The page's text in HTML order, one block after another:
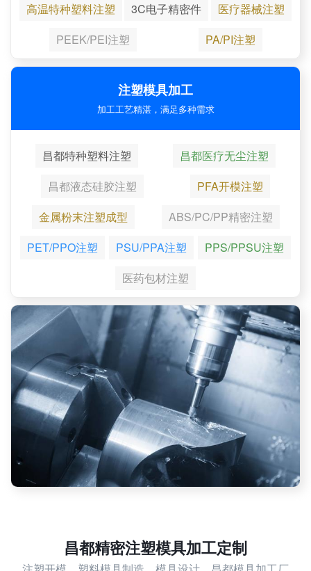
高温特种塑料注塑
3C电子精密件
医疗器械注塑
PEEK/PEI注塑
PA/PI注塑
注塑模具加工
加工工艺精湛，满足多种需求
昌都特种塑料注塑
昌都医疗无尘注塑
昌都液态硅胶注塑
PFA开模注塑
金属粉末注塑成型
ABS/PC/PP精密注塑
PET/PPO注塑
PSU/PPA注塑
PPS/PPSU注塑
医药包材注塑
昌都精密注塑模具加工定制